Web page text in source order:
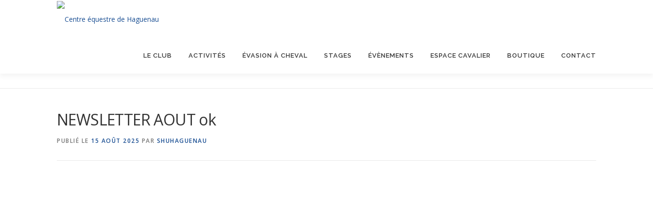
LE CLUB ACTIVITÉS ÉVASION À CHEVAL STAGES ÉVÈNEMENTS ESPACE CAVALIER BOUTIQUE CONTACT
NEWSLETTER AOUT ok
PUBLIÉ LE 15 AOÛT 2025 PAR SHUHAGUENAU